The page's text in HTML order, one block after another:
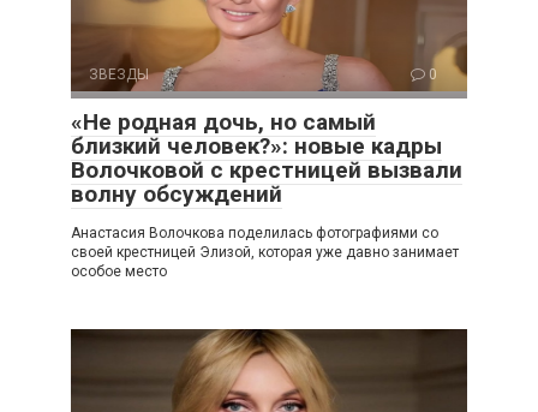
ЗВЕЗДЫ 0
«Не родная дочь, но самый
близкий человек?»: новые кадры
Волочковой с крестницей вызвали
волну обсуждений
Анастасия Волочкова поделилась фотографиями со
своей крестницей Элизой, которая уже давно занимает
особое место